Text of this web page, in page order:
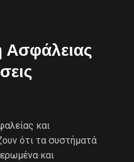
και
ότι τα συστήματά
και